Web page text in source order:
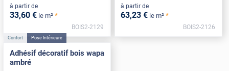
à partir de
33,60 € le m² *
BOIS2-2129
à partir de
63,23 € le m² *
BOIS2-2126
Confort Pose Intérieure
Adhésif décoratif bois wapa
ambré